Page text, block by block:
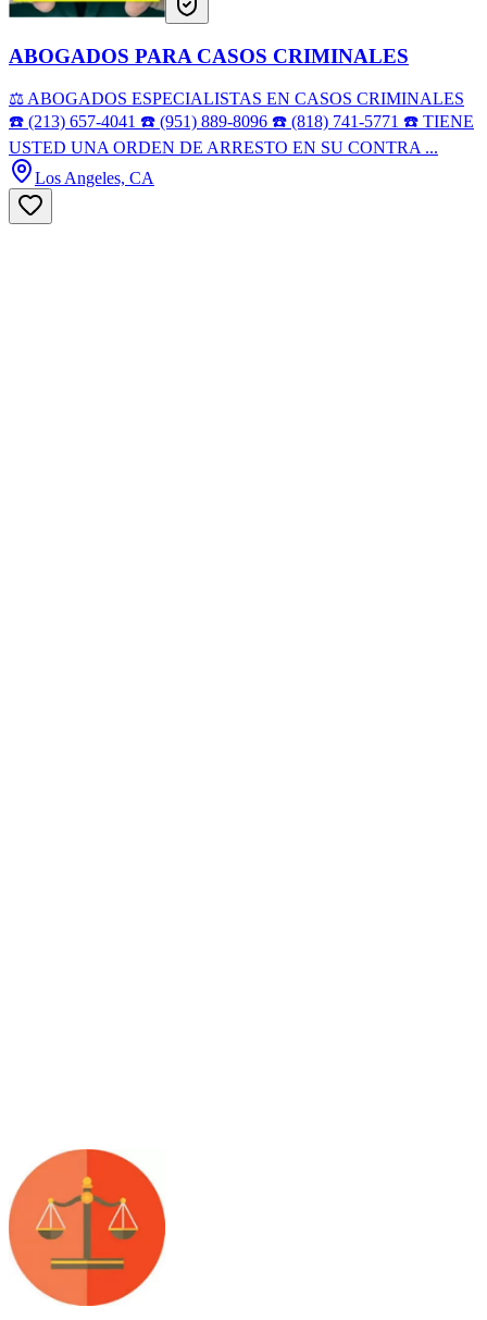
ABOGADOS PARA CASOS CRIMINALES
⚖️ ABOGADOS ESPECIALISTAS EN CASOS CRIMINALES
☎️ (213) 657-4041 ☎️ (951) 889-8096 ☎️ (818) 741-5771 ☎️ TIENE
USTED UNA ORDEN DE ARRESTO EN SU CONTRA ...
Los Angeles, CA